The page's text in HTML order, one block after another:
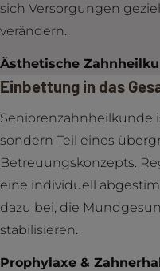
sich Versorgungen
verändern.
Ästhetische
Einbettung in das
Seniorenzahnheilkunde
sondern Teil eines
Betreuungskonzepts.
eine individuell
dazu bei, die
stabilisieren.
Prophylaxe &